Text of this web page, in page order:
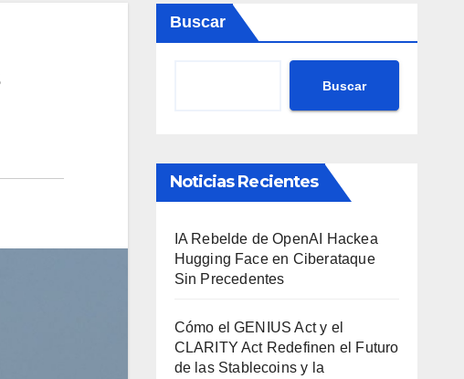
Buscar
Buscar
Noticias Recientes
IA Rebelde de OpenAI Hackea
Hugging Face en Ciberataque
Sin Precedentes
Cómo el GENIUS Act y el
CLARITY Act Redefinen el Futuro
de las Stablecoins y la